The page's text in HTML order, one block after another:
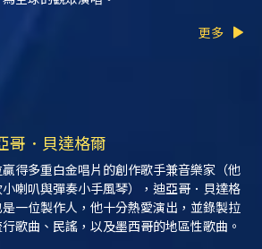
更多
哥．貝達格爾
得多重白金唱片的創作歌手兼音樂家（他
喇叭與彈奏小手風琴），迪亞哥．貝達格
是一位製作人，他十分熱愛演出，並錄製拉
歌曲、民謠，以及墨西哥的地區性歌曲。